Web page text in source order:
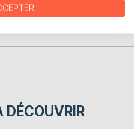
DÉCOUVRIR